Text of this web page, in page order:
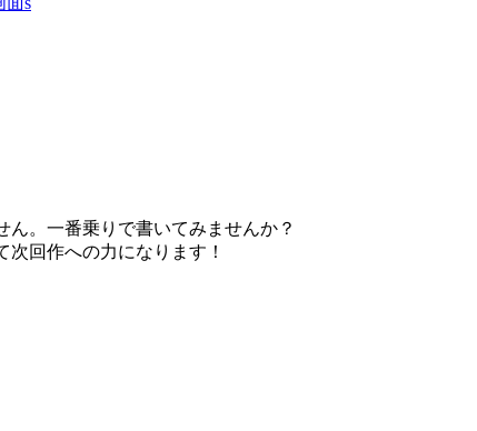
ん。一番乗りで書いてみませんか？
回作への力になります！